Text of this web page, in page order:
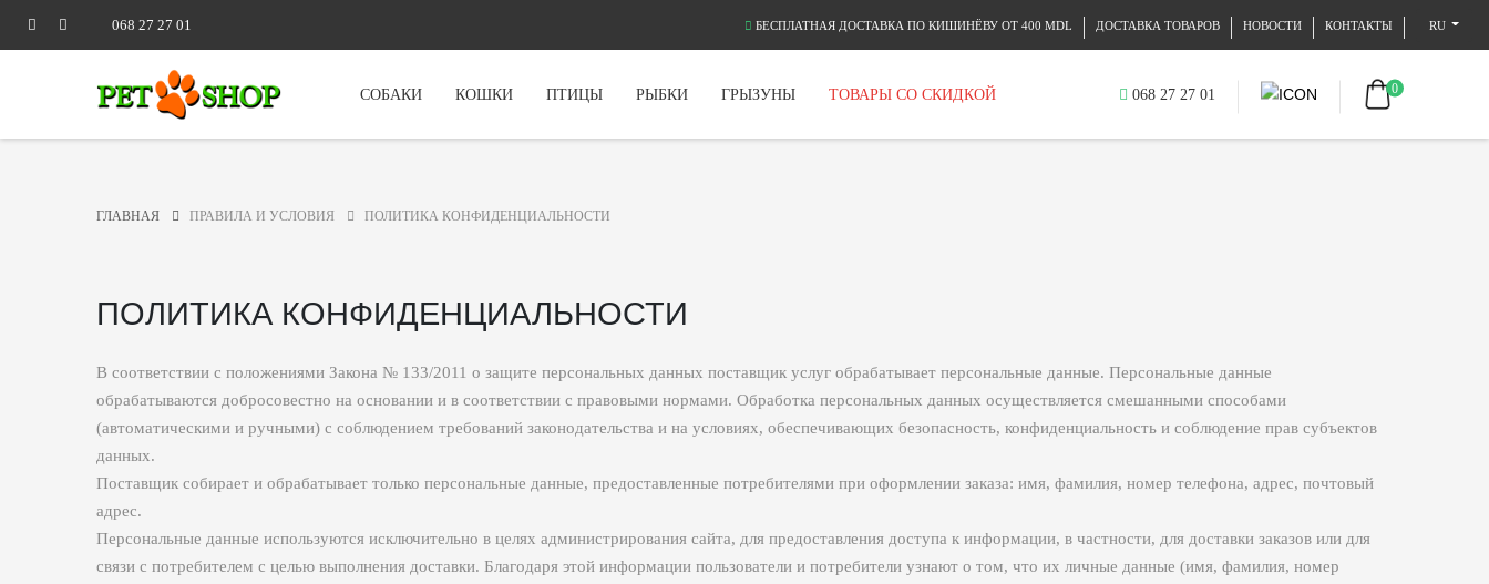
068 27 27 01 БЕСПЛАТНАЯ ДОСТАВКА ПО КИШИНЁВУ ОТ 400 MDL ДОСТАВКА ТОВАРОВ НОВОСТИ КОНТАКТЫ RU
СОБАКИ КОШКИ ПТИЦЫ РЫБКИ ГРЫЗУНЫ ТОВАРЫ СО СКИДКОЙ 068 27 27 01 0
ГЛАВНАЯ ПРАВИЛА И УСЛОВИЯ ПОЛИТИКА КОНФИДЕНЦИАЛЬНОСТИ
ПОЛИТИКА КОНФИДЕНЦИАЛЬНОСТИ
В соответствии с положениями Закона № 133/2011 о защите персональных данных поставщик услуг обрабатывает персональные данные. Персональные данные
обрабатываются добросовестно на основании и в соответствии с правовыми нормами. Обработка персональных данных осуществляется смешанными способами
(автоматическими и ручными) с соблюдением требований законодательства и на условиях, обеспечивающих безопасность, конфиденциальность и соблюдение прав субъектов
данных.
Поставщик собирает и обрабатывает только персональные данные, предоставленные потребителями при оформлении заказа: имя, фамилия, номер телефона, адрес, почтовый
адрес.
Персональные данные используются исключительно в целях администрирования сайта, для предоставления доступа к информации, в частности, для доставки заказов или для
связи с потребителем с целью выполнения доставки. Благодаря этой информации пользователи и потребители узнают о том, что их личные данные (имя, фамилия, номер